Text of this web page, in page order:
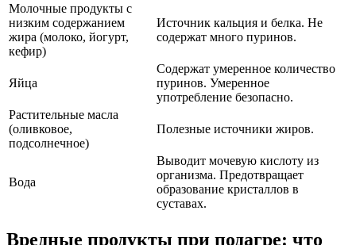
Молочные продукты с
низким содержанием
жира (молоко, йогурт,
кефир)
Источник кальция и белка. Не
содержат много пуринов.
Яйца
Содержат умеренное количество
пуринов. Умеренное
употребление безопасно.
Растительные масла
(оливковое,
подсолнечное)
Полезные источники жиров.
Вода
Выводит мочевую кислоту из
организма. Предотвращает
образование кристаллов в
суставах.
Вредные продукты при подагре: что